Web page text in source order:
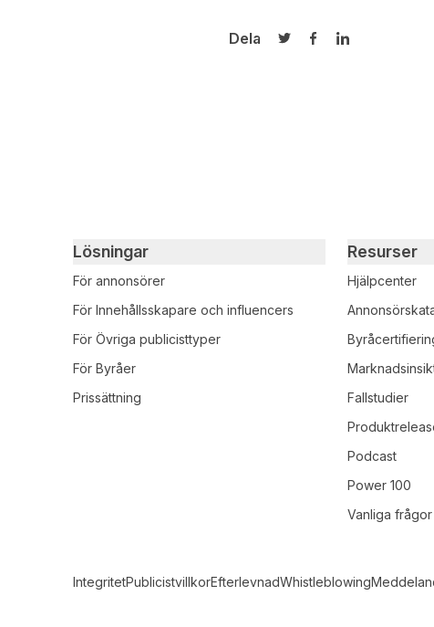
Dela
Dela på Twitter
Dela på Facebook
Dela på
Primary footer navigation
Lösningar
För annonsörer
För Innehållsskapare och influencers
För Övriga publicisttyper
För Byråer
Prissättning
Resurser
Hjälpcenter
Fallstudier
Podcast
Power 100
Vanliga
Secondary Footer Navigation
IntegritetPublicistvillkorEfterlevnadWhistleblowing